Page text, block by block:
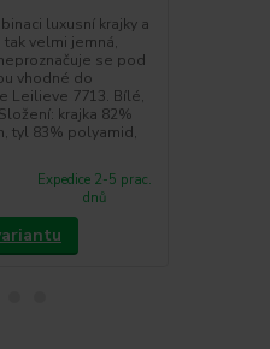
luxusní krajky a
velmi jemná,
se pod
vhodné do
Leilieve 7713. Bílé,
krajka 82%
tyl 83% polyamid,
Expedice 2-5 prac.
dnů